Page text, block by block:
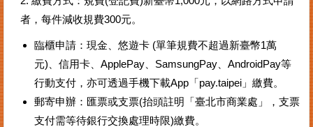
者，每件減收規費300元。
臨櫃申請：現金、悠遊卡 (單筆規費不超過新臺幣1萬
元)、信用卡、ApplePay、SamsungPay、AndroidPay等
行動支付，亦可透過手機下載App「pay.taipei」繳費。
郵寄申辦：匯票或支票(抬頭註明「臺北市商業處」，支票
支付需等待銀行交換處理時限)繳費。